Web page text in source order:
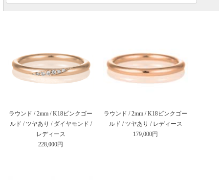
ラウンド / 2mm / K18ピンクゴー
ルド / ツヤあり / ダイヤモンド /
レディース
228,000円
ラウンド / 2mm / K18ピンクゴー
ルド / ツヤあり / レディース
179,000円